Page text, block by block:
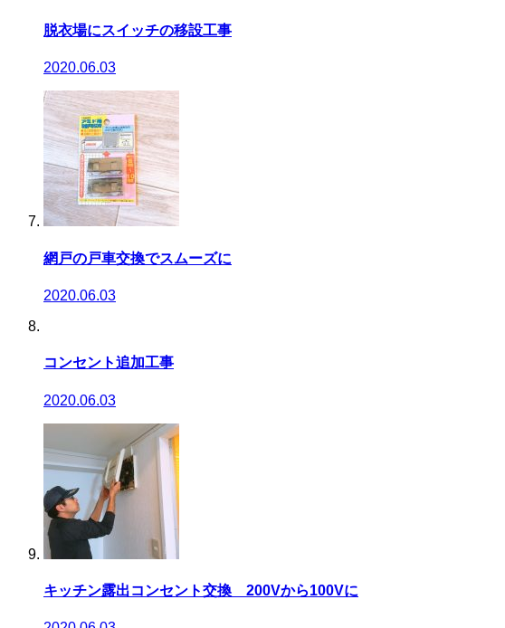
脱衣場にスイッチの移設工事
2020.06.03
網戸の戸車交換でスムーズに
2020.06.03
コンセント追加工事
2020.06.03
キッチン露出コンセント交換 200Vから100Vに